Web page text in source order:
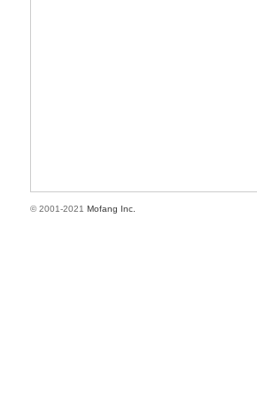
© 2001-2021 Mofang Inc.